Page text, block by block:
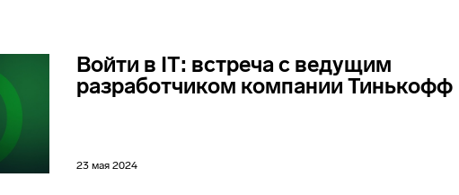
Войти в IT: встреча с ведущим
разработчиком компании Тинькофф
23 мая 2024